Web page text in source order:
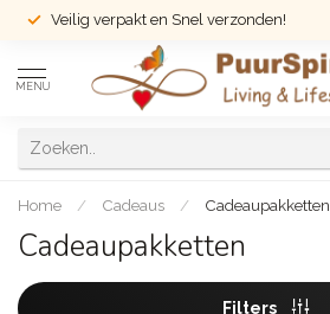
Veilig verpakt en Snel verzonden!
MENU
Home / Cadeaus / Cadeaupakketten
Cadeaupakketten
Filters